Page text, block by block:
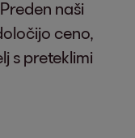
naši
ceno,
s preteklimi